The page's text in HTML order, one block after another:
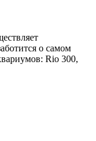
о самом
Rio 300,